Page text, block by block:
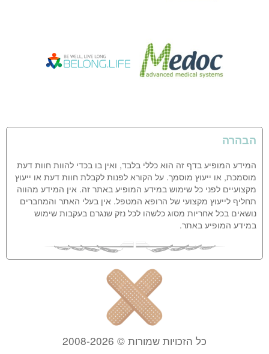
הבהרה
המידע המופיע בדף זה הוא כללי בלבד, ואין בו בכדי להוות חוות דעת
מוסמכת, או ייעוץ מוסמך. על הקורא לפנות לקבלת חוות דעת או ייעוץ
מקצועיים לפני כל שימוש במידע המופיע באתר זה. אין המידע מהווה
תחליף לייעוץ מקצועי של הרופא המטפל. אין בעלי האתר והמחברים
נושאים בכל אחריות מסוג כלשהו לכל נזק שנגרם בעקבות שימוש
במידע המופיע באתר.
כל הזכויות שמורות © 2008-2026